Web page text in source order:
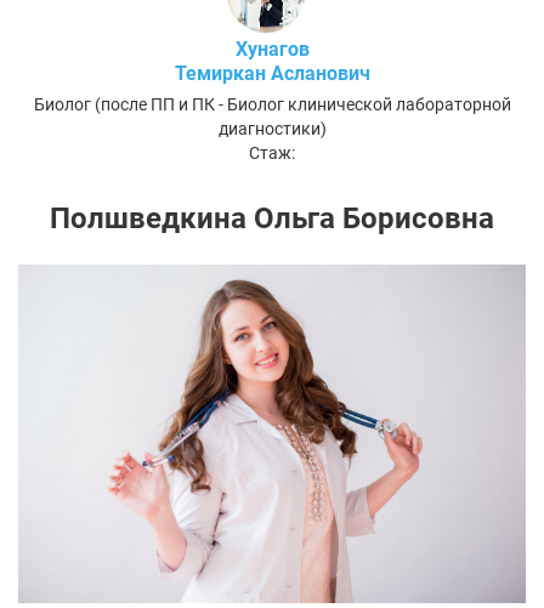
Хунагов
Темиркан Асланович
Биолог (после ПП и ПК - Биолог клинической лабораторной
диагностики)
Стаж:
Полшведкина Ольга Борисовна